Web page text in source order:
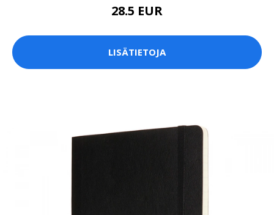
28.5 EUR
LISÄTIETOJA